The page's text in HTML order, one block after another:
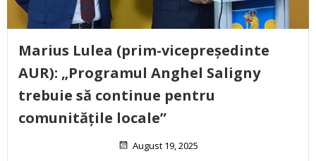
Marius Lulea (prim-vicepreședinte
AUR): „Programul Anghel Saligny
trebuie să continue pentru
comunitățile locale”
August 19, 2025